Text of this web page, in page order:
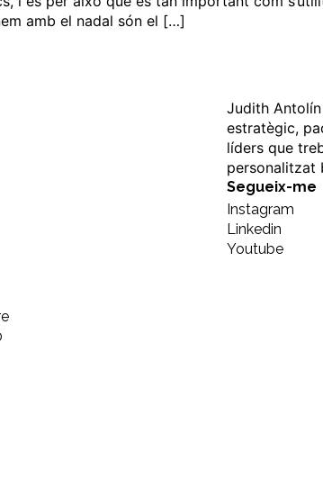
amb el nadal són el […]
Judith
estratègic,
líders que
personalitzat
Segueix-me
Instagram
Linkedin
Youtube